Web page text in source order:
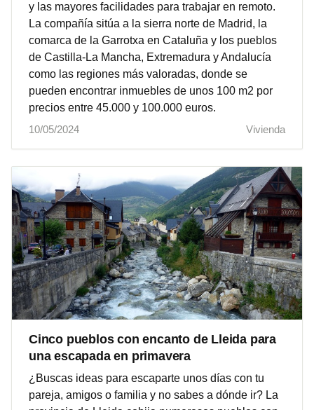
y las mayores facilidades para trabajar en remoto.
La compañía sitúa a la sierra norte de Madrid, la
comarca de la Garrotxa en Cataluña y los pueblos
de Castilla-La Mancha, Extremadura y Andalucía
como las regiones más valoradas, donde se
pueden encontrar inmuebles de unos 100 m2 por
precios entre 45.000 y 100.000 euros.
10/05/2024
Vivienda
Cinco pueblos con encanto de Lleida para
una escapada en primavera
¿Buscas ideas para escaparte unos días con tu
pareja, amigos o familia y no sabes a dónde ir? La